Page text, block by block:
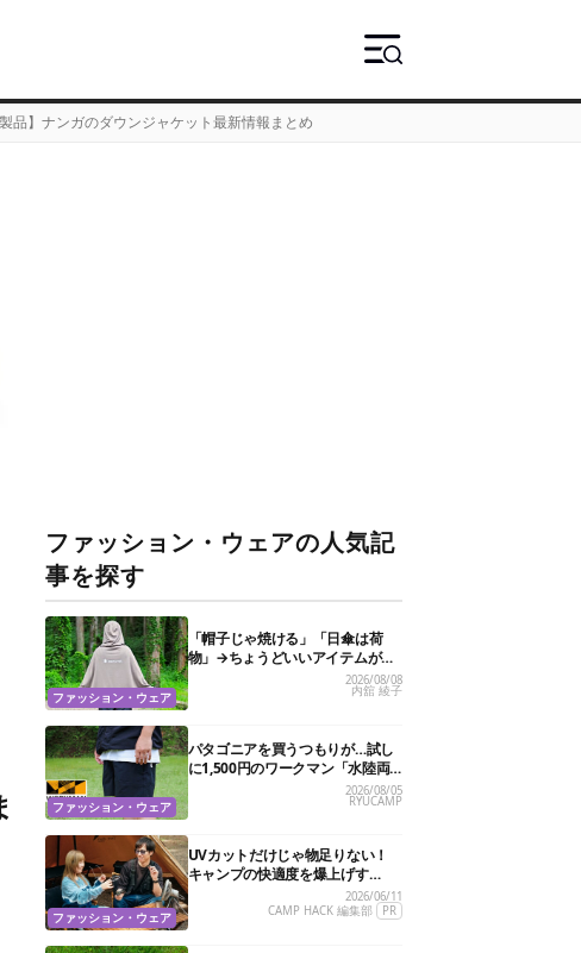
品】ナンガのダウンジャケット最新情報まとめ
ファッション・ウェアの人気記
事を探す
ファッション・ウェア
「帽子じゃ焼ける」「日傘は荷
物」→ちょうどいいアイテムがス
ノーピークにありました
2026/08/08
内舘 綾子
ファッション・ウェア
パタゴニアを買うつもりが…試し
に1,500円のワークマン「水陸両
用ショートパンツ」を選んだら大
正解だった
2026/08/05
RYUCAMP
ファッション・ウェア
UVカットだけじゃ物足りない！
キャンプの快適度を爆上げす
る“特殊機能”サングラス3選2026/06/11
CAMP HACK 編集部
PR